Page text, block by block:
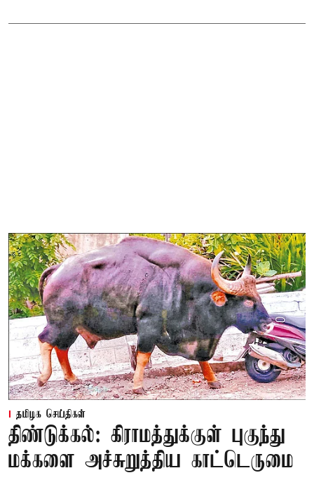
தமிழக செய்திகள்
திண்டுக்கல்: கிராமத்துக்குள் புகுந்து
மக்களை அச்சுறுத்திய காட்டெருமை